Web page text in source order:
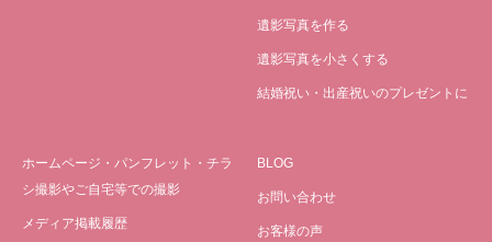
遺影写真を作る
遺影写真を小さくする
結婚祝い・出産祝いのプレゼントに
ホームページ・パンフレット・チラ
シ撮影やご自宅等での撮影
メディア掲載履歴
BLOG
お問い合わせ
お客様の声